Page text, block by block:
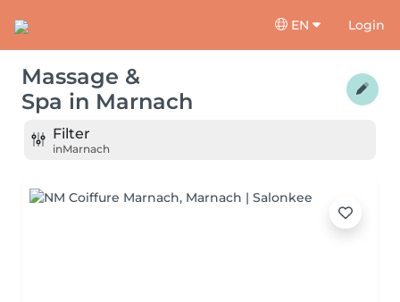
EN Login
Massage &
Spa in Marnach
Filter
inMarnach